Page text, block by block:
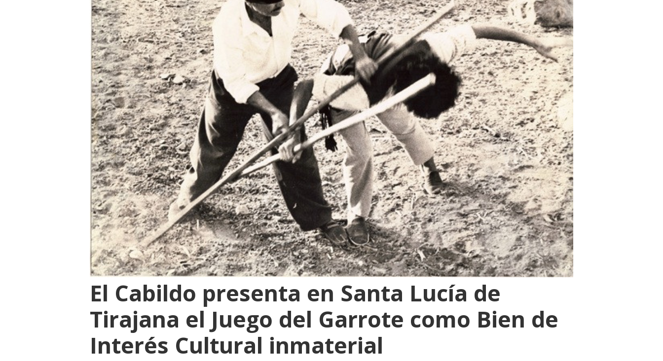
El Cabildo presenta en Santa Lucía de
Tirajana el Juego del Garrote como Bien de
Interés Cultural inmaterial